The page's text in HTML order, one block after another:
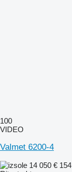
100
VIDEO
Valmet 6200-4
14 050 €